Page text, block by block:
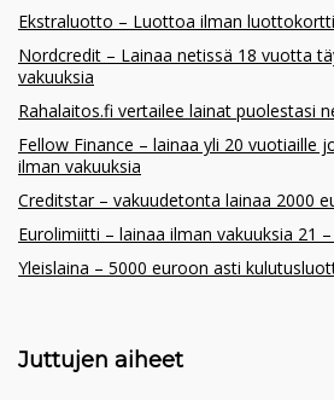
Ekstraluotto – Luottoa ilman
Nordcredit – Lainaa netissä 18 vuotta
vakuuksia
Rahalaitos.fi vertailee lainat puolestasi
Fellow Finance – lainaa yli 20 vuotiaille
ilman vakuuksia
Creditstar – vakuudetonta lainaa 2000
Eurolimiitti – lainaa ilman vakuuksia 21
Yleislaina – 5000 euroon asti
Juttujen aiheet